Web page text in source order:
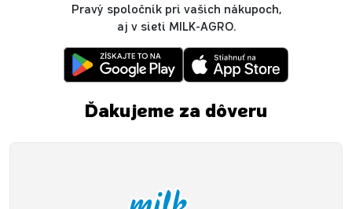
Pravý spoločník pri vašich nákupoch,
aj v sieti MILK-AGRO.
Ďakujeme za dôveru